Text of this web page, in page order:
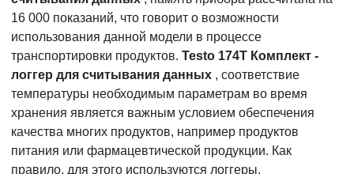
16 000 показаний, что говорит о возможности
использования данной модели в процессе
транспортировки продуктов. Testo 174T Комплект -
логгер для считывания данных , соответствие
температуры необходимым параметрам во время
хранения является важным условием обеспечения
качества многих продуктов, например продуктов
питания или фармацевтической продукции. Как
правило, для этого используются логгеры.